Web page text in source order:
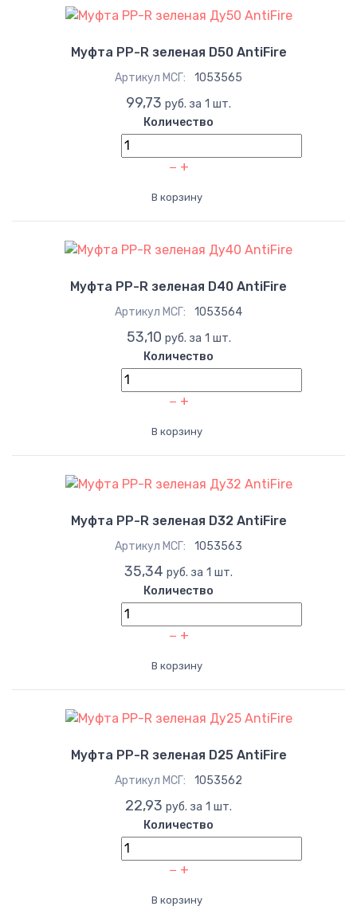
Муфта PP-R зеленая D50 AntiFire
Артикул МСГ: 1053565
99,73 руб. за 1 шт.
Количество
− +
В корзину
Муфта PP-R зеленая D40 AntiFire
Артикул МСГ: 1053564
53,10 руб. за 1 шт.
Количество
− +
В корзину
Муфта PP-R зеленая D32 AntiFire
Артикул МСГ: 1053563
35,34 руб. за 1 шт.
Количество
− +
В корзину
Муфта PP-R зеленая D25 AntiFire
Артикул МСГ: 1053562
22,93 руб. за 1 шт.
Количество
− +
В корзину